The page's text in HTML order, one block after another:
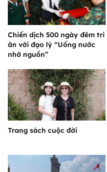
Chiến dịch 500 ngày đêm tri
ân với đạo lý “Uống nước
nhớ nguồn”
Trang sách cuộc đời